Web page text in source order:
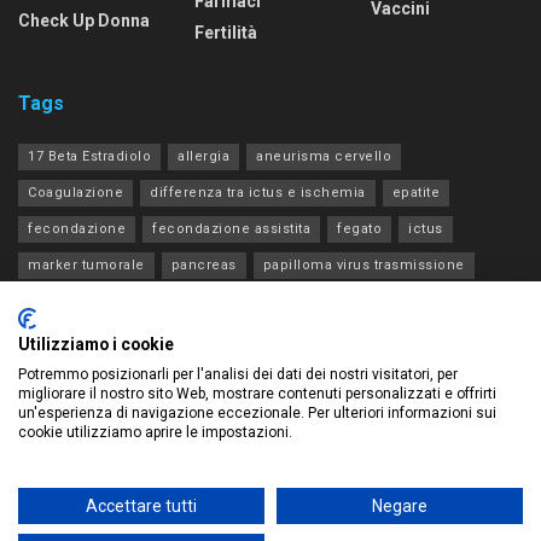
Check Up Donna
Fertilità
Vaccini
Tags
17 Beta Estradiolo allergia aneurisma cervello
Coagulazione differenza tra ictus e ischemia epatite
fecondazione fecondazione assistita fegato ictus
marker tumorale pancreas papilloma virus trasmissione
transaminasi
© 2023 Development byWe Blink DesignQuesto sito contribuisce
Utilizziamo i cookie
Potremmo posizionarli per l'analisi dei dati dei nostri visitatori, per
migliorare il nostro sito Web, mostrare contenuti personalizzati e offrirti
un'esperienza di navigazione eccezionale. Per ulteriori informazioni sui
cookie utilizziamo aprire le impostazioni.
Accettare tutti Negare